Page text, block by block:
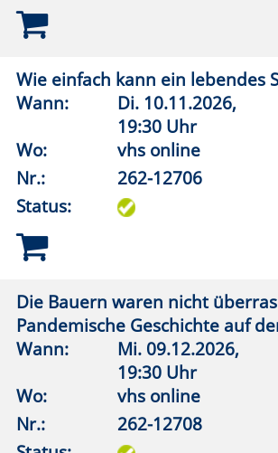
Status:
Rubens oder Rembrandt?
Wann:
Do.10.12.2026,
19:30 Uhr
Wo:
vhs online
Nr.:
262-13013
Status:
Mitgliederausstellung "Forum Kunst im
Turm"
Wann:
Fr.04.09.2026,
19:00 Uhr
Lippstadt, Kunst im Turm
Nr.:
262-13032
Status: